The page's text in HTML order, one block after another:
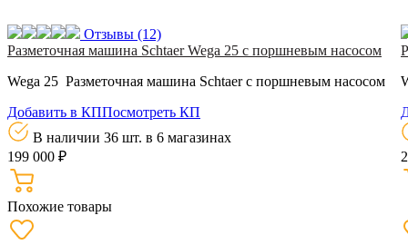
Отзывы (12)
Разметочная машина Schtaer Wega 25 с поршневым насосом
Wega 25 Разметочная машина Schtaer с поршневым насосом
Добавить в КППосмотреть КП
В наличии 36 шт. в 6 магазинах
199 000 ₽
Похожие товары